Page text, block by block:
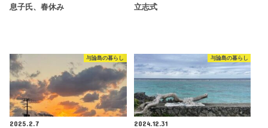
息子氏、春休み
立志式
与論島の暮らし
2025.2.7
与論島の暮らし
2024.12.31